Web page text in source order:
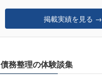
掲載実績を見る →
債務整理の体験談集